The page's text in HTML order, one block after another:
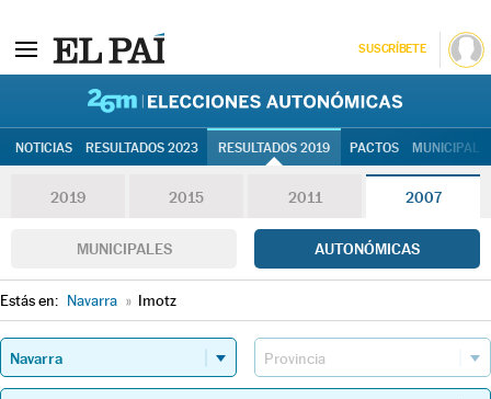
SUSCRÍBETE
NOTICIAS RESULTADOS 2023 RESULTADOS 2019 PACTOS
2019 2015 2011 2007
MUNICIPALES AUTONÓMICAS
Estás en: Navarra » Imotz